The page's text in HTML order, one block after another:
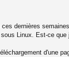
dernières
Linux. Est-ce que
d'une